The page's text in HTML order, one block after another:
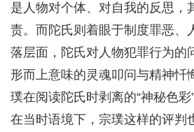
是人物对个体、对自我的反思，
责。而陀氏则着眼于制度罪恶、
落层面，陀氏对人物犯罪行为的
形而上意味的灵魂叩问与精神忏
璞在阅读陀氏时剥离的“神秘色彩
在当时语境下，宗璞这样的评判